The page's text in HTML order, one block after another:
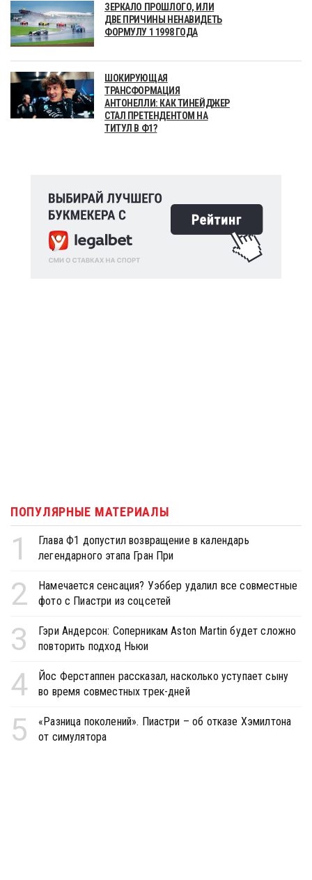
ЗЕРКАЛО ПРОШЛОГО, ИЛИ
ДВЕ ПРИЧИНЫ НЕНАВИДЕТЬ
ФОРМУЛУ 1 1998 ГОДА
ШОКИРУЮЩАЯ
ТРАНСФОРМАЦИЯ
АНТОНЕЛЛИ: КАК ТИНЕЙДЖЕР
СТАЛ ПРЕТЕНДЕНТОМ НА
ТИТУЛ В Ф1?
ПОПУЛЯРНЫЕ МАТЕРИАЛЫ
1
Глава Ф1 допустил возвращение в календарь
легендарного этапа Гран При
2
Намечается сенсация? Уэббер удалил все совместные
фото с Пиастри из соцсетей
3
Гэри Андерсон: Соперникам Aston Martin будет сложно
повторить подход Ньюи
4
Йос Ферстаппен рассказал, насколько уступает сыну
во время совместных трек-дней
5
«Разница поколений». Пиастри – об отказе Хэмилтона
от симулятора